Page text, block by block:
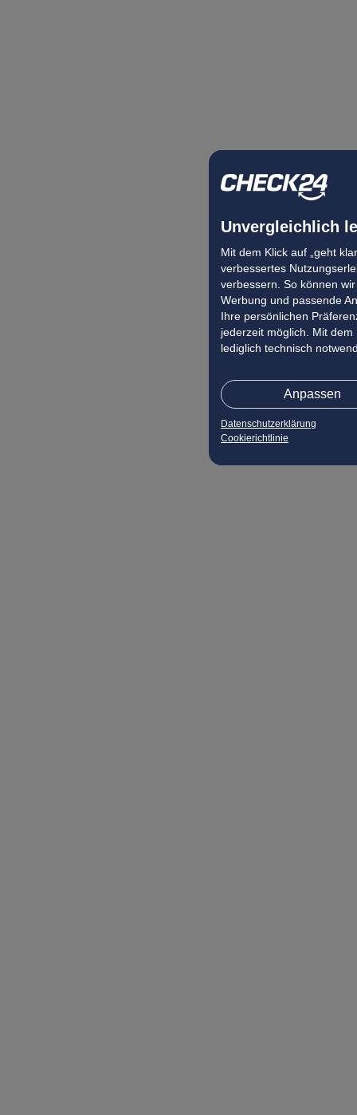
Unvergleichlich
Mit dem Klick auf „geht
verbessertes
verbessern. So können
Werbung und passende
Ihre persönlichen
jederzeit möglich. Mit dem
lediglich technisch
Anpassen
Datenschutzerklärung
Cookierichtlinie